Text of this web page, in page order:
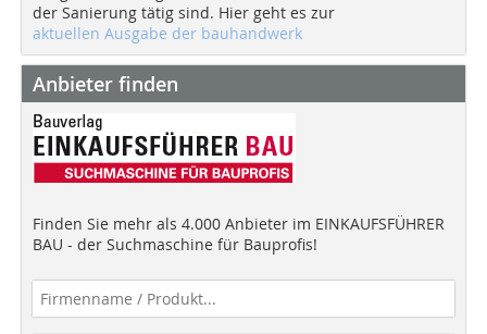
der Sanierung tätig sind. Hier geht es zur
aktuellen Ausgabe der bauhandwerk
Anbieter finden
Finden Sie mehr als 4.000 Anbieter im EINKAUFSFÜHRER
BAU - der Suchmaschine für Bauprofis!